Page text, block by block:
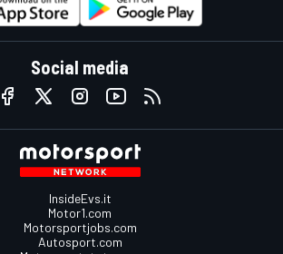
Social media
InsideEvs.it
Motor1.com
Motorsportjobs.com
Autosport.com